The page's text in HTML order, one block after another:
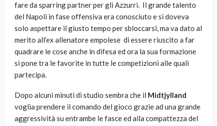
fare da sparring partner per gli Azzurri. Il grande talento
del Napoli in fase offensiva era conosciuto e si doveva
solo aspettare il giusto tempo per sbloccarsi, ma va dato al
merito all’ex allenatore empolese di essere riuscito a far
quadrare le cose anche in difesa ed ora la sua formazione
si pone tra le favorite in tutte le competizioni alle quali
partecipa.
Dopo alcuni minuti di studio sembra che il Midtjylland
voglia prendere il comando del gioco grazie ad una grande
aggressività su entrambe le fasce ed alla compattezza del